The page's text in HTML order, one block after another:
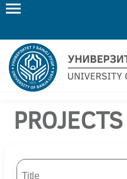
PROJECTS